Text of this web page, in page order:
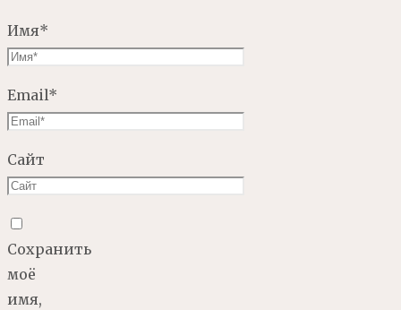
Имя*
Email*
Сайт
Сохранить
моё
имя,